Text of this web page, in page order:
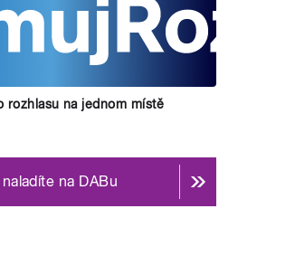
rozhlasu na jednom místě
na DABu